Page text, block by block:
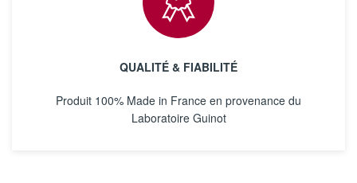
QUALITÉ & FIABILITÉ
Produit 100% Made in France en provenance du
Laboratoire Guinot